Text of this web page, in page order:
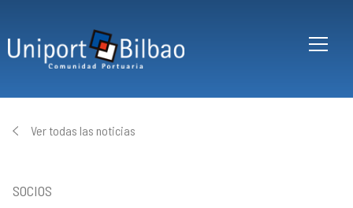
Ver todas las noticias
SOCIOS